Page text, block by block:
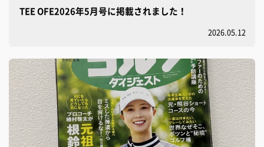
TEE OFE2026年5月号に掲載されました！
2026.05.12